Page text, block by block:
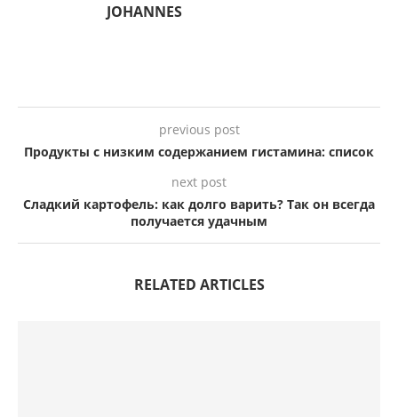
JOHANNES
previous post
Продукты с низким содержанием гистамина: список
next post
Сладкий картофель: как долго варить? Так он всегда
получается удачным
RELATED ARTICLES